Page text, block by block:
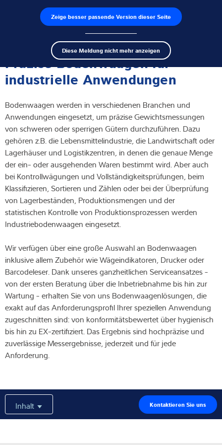
Zeige besser passende Version dieser Seite
Diese Meldung nicht mehr anzeigen
Produktfinder Jobs
Search
term
Wägeelektroniken
Inspektionslösungen
Software
Individuelle Lösungen
Service
Industrielösungen
Über uns
Aktuelles
Produktfinder
Präzise Bodenwaagen für
industrielle Anwendungen
Bodenwaagen werden in verschiedenen Branchen und
Anwendungen eingesetzt, um präzise Gewichtsmessungen
von schweren oder sperrigen Gütern durchzuführen. Dazu
gehören z.B. die Lebensmittelindustrie, die Landwirtschaft oder
Lagerhäuser und Logistikzentren, in denen die genaue Menge
der ein- oder ausgehenden Waren bestimmt wird. Aber auch
bei Kontrollwägungen und Vollständigkeitsprüfungen, beim
Klassifizieren, Sortieren und Zählen oder bei der Überprüfung
von Lagerbeständen, Produktionsmengen und der
statistischen Kontrolle von Produktionsprozessen werden
Industriebodenwaagen eingesetzt.
Wir verfügen über eine große Auswahl an Bodenwaagen
inklusive allem Zubehör wie Wägeindikatoren, Drucker oder
Barcodeleser. Dank unseres ganzheitlichen Serviceansatzes -
von der ersten Beratung über die Inbetriebnahme bis hin zur
Wartung - erhalten Sie von uns Bodenwaagenlösungen, die
exakt auf das Anforderungsprofil Ihrer speziellen Anwendung
zugeschnitten sind: von konformitätsbewertet über hygienisch
bis hin zu EX-zertifiziert. Das Ergebnis sind hochpräzise und
zuverlässige Messergebnisse, jederzeit und für jede
Anforderung.
Inhalt Kontaktieren Sie uns